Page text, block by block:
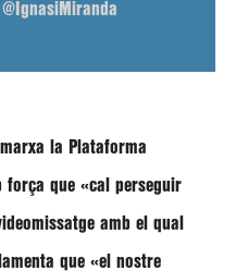
la Plataforma
força que «cal perseguir
amb el qual
que «el nostre